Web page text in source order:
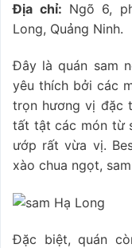
Địa chỉ: Ngõ 6,
Long, Quảng Ninh.
Đây là quán sam
yêu thích bởi các
trọn hương vị đặc
tất tật các món từ
ướp rất vừa vị.
xào chua ngọt,
Đặc biệt, quán